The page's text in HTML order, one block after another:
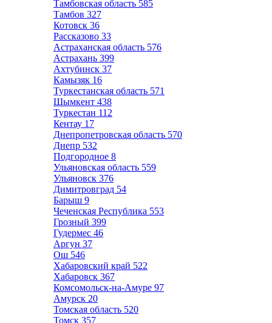
Тамбовская область 585
Тамбов 327
Котовск 36
Рассказово 33
Астраханская область 576
Астрахань 399
Ахтубинск 37
Камызяк 16
Туркестанская область 571
Шымкент 438
Туркестан 112
Кентау 17
Днепропетровская область 570
Днепр 532
Подгородное 8
Ульяновская область 559
Ульяновск 376
Димитровград 54
Барыш 9
Чеченская Республика 553
Грозный 399
Гудермес 46
Аргун 37
Ош 546
Хабаровский край 522
Хабаровск 367
Комсомольск-на-Амуре 97
Амурск 20
Томская область 520
Томск 357